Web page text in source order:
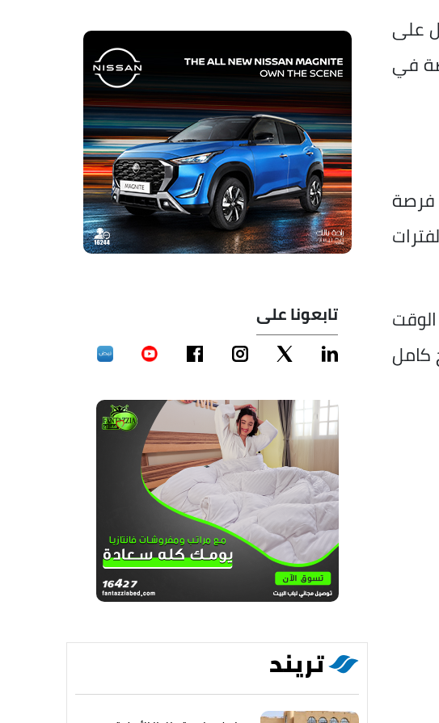
على
في
فرصة
كامل
تابعونا على
تريند